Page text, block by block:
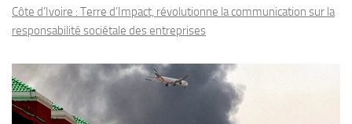
Côte d’Ivoire : Terre d’Impact, révolutionne la communication sur la
responsabilité sociétale des entreprises